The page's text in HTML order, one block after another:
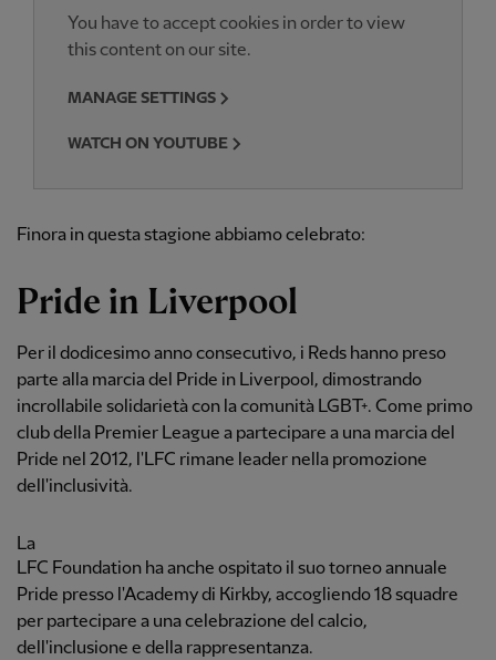
You have to accept cookies in order to view
this content on our site.
MANAGE SETTINGS
WATCH ON YOUTUBE
Finora in questa stagione abbiamo celebrato:
Pride in Liverpool
Per il dodicesimo anno consecutivo, i Reds hanno preso
parte alla marcia del Pride in Liverpool, dimostrando
incrollabile solidarietà con la comunità LGBT+. Come primo
club della Premier League a partecipare a una marcia del
Pride nel 2012, l'LFC rimane leader nella promozione
dell'inclusività.
La
LFC Foundation ha anche ospitato il suo torneo annuale
Pride presso l'Academy di Kirkby, accogliendo 18 squadre
per partecipare a una celebrazione del calcio,
dell'inclusione e della rappresentanza.